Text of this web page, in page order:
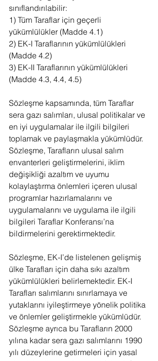
sınıflandırılabilir:
1) Tüm Taraflar için geçerli
yükümlülükler (Madde 4.1)
2) EK-I Taraflarının yükümlülükleri
(Madde 4.2)
3) EK-II Taraflarının yükümlülükleri
(Madde 4.3, 4.4, 4.5)
Sözleşme kapsamında, tüm Taraflar
sera gazı salımları, ulusal politikalar ve
en iyi uygulamalar ile ilgili bilgileri
toplamak ve paylaşmakla yükümlüdür.
Sözleşme, Tarafların ulusal salım
envanterleri geliştirmelerini, iklim
değişikliği azaltım ve uyumu
kolaylaştırma önlemleri içeren ulusal
programlar hazırlamalarını ve
uygulamalarını ve uygulama ile ilgili
bilgileri Taraflar Konferansı’na
bildirmelerini gerektirmektedir.
Sözleşme, EK-I’de listelenen gelişmiş
ülke Tarafları için daha sıkı azaltım
yükümlülükleri belirlemektedir. EK-I
Tarafları salımlarını sınırlamaya ve
yutaklarını iyileştirmeye yönelik politika
ve önlemler geliştirmekle yükümlüdür.
Sözleşme ayrıca bu Tarafların 2000
yılına kadar sera gazı salımlarını 1990
yılı düzeylerine getirmeleri için yasal